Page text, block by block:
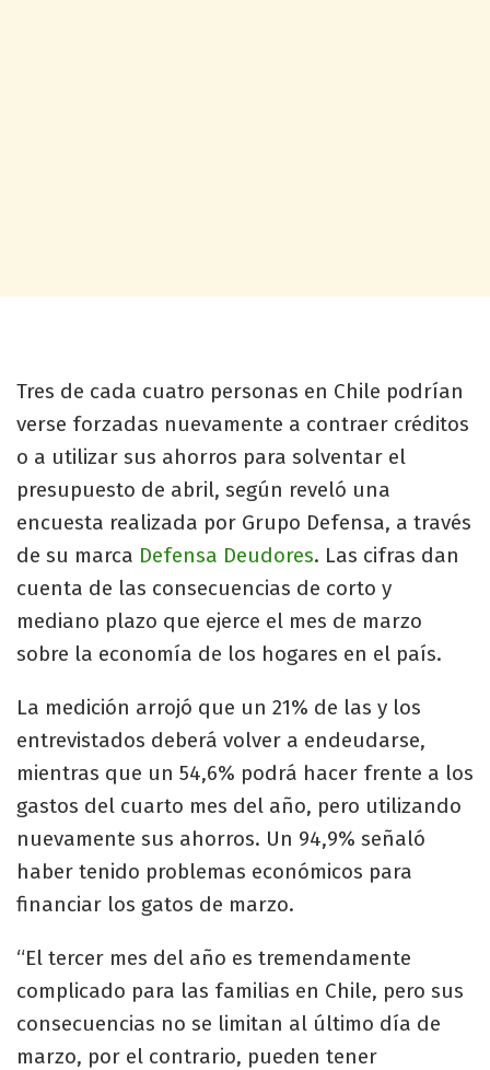
Tres de cada cuatro personas en Chile podrían
verse forzadas nuevamente a contraer créditos
o a utilizar sus ahorros para solventar el
presupuesto de abril, según reveló una
encuesta realizada por Grupo Defensa, a través
de su marca Defensa Deudores. Las cifras dan
cuenta de las consecuencias de corto y
mediano plazo que ejerce el mes de marzo
sobre la economía de los hogares en el país.
La medición arrojó que un 21% de las y los
entrevistados deberá volver a endeudarse,
mientras que un 54,6% podrá hacer frente a los
gastos del cuarto mes del año, pero utilizando
nuevamente sus ahorros. Un 94,9% señaló
haber tenido problemas económicos para
financiar los gatos de marzo.
“El tercer mes del año es tremendamente
complicado para las familias en Chile, pero sus
consecuencias no se limitan al último día de
marzo, por el contrario, pueden tener